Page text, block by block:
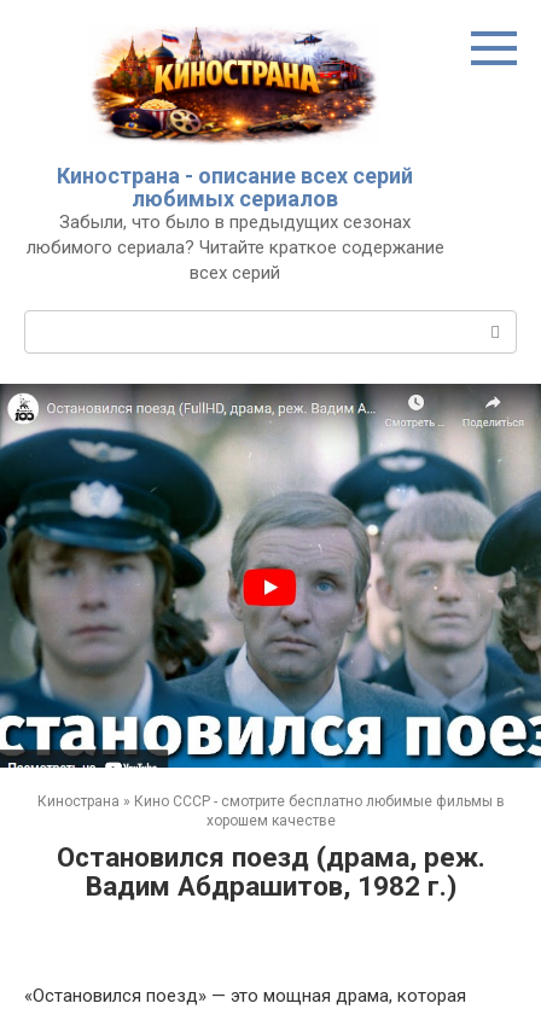
Кинострана - описание всех серий
любимых сериалов
Забыли, что было в предыдущих сезонах
любимого сериала? Читайте краткое содержание
всех серий
Кинострана » Кино СССР - смотрите бесплатно любимые фильмы в
хорошем качестве
Остановился поезд (драма, реж.
Вадим Абдрашитов, 1982 г.)
«Остановился поезд» — это мощная драма, которая